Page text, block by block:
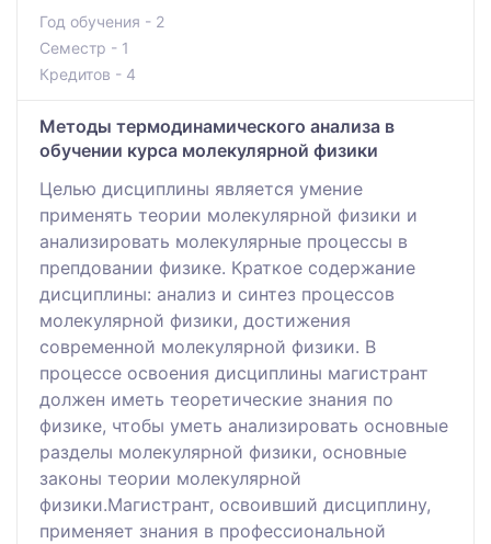
Год обучения - 2
Семестр - 1
Кредитов - 4
Методы термодинамического анализа в
обучении курса молекулярной физики
Целью дисциплины является умение
применять теории молекулярной физики и
анализировать молекулярные процессы в
препдовании физике. Краткое содержание
дисциплины: анализ и синтез процессов
молекулярной физики, достижения
современной молекулярной физики. В
процессе освоения дисциплины магистрант
должен иметь теоретические знания по
физике, чтобы уметь анализировать основные
разделы молекулярной физики, основные
законы теории молекулярной
физики.Магистрант, освоивший дисциплину,
применяет знания в профессиональной